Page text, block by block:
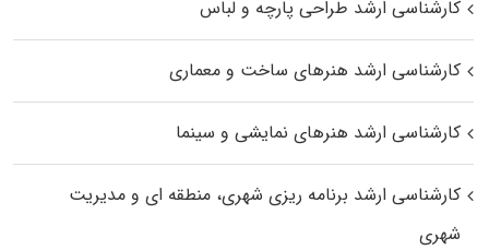
کارشناسی ارشد طراحی پارچه و لباس
کارشناسی ارشد هنرهای ساخت و معماری
کارشناسی ارشد هنرهای نمایشی و سینما
کارشناسی ارشد برنامه ریزی شهری، منطقه‌ ای و مدیریت
شهری